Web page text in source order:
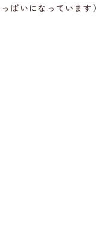
ぱいになっています）